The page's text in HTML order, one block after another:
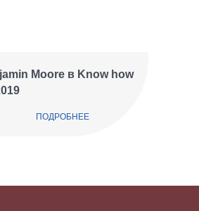
Moore в Know how
ПОДРОБНЕЕ